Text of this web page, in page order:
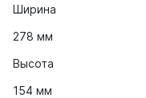
Ширина
278 мм
Высота
154 мм